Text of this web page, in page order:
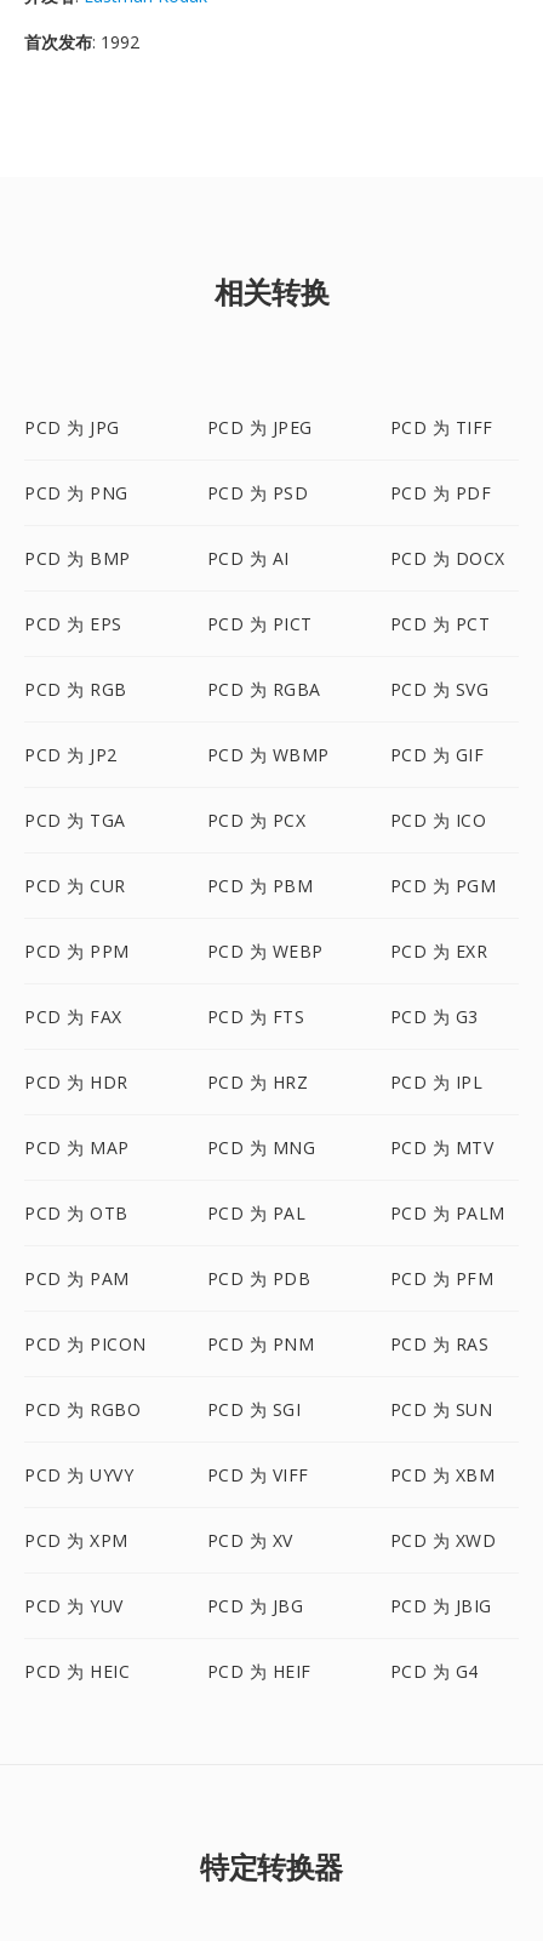
首次发布: 1992
相关转换
PCD 为 JPG PCD 为 JPEG PCD 为 TIFF
PCD 为 PNG PCD 为 PSD PCD 为 PDF
PCD 为 BMP PCD 为 AI PCD 为 DOCX
PCD 为 EPS PCD 为 PICT PCD 为 PCT
PCD 为 RGB PCD 为 RGBA PCD 为 SVG
PCD 为 JP2 PCD 为 WBMP PCD 为 GIF
PCD 为 TGA PCD 为 PCX PCD 为 ICO
PCD 为 CUR PCD 为 PBM PCD 为 PGM
PCD 为 PPM PCD 为 WEBP PCD 为 EXR
PCD 为 FAX PCD 为 FTS PCD 为 G3
PCD 为 HDR PCD 为 HRZ PCD 为 IPL
PCD 为 MAP PCD 为 MNG PCD 为 MTV
PCD 为 OTB PCD 为 PAL PCD 为 PALM
PCD 为 PAM PCD 为 PDB PCD 为 PFM
PCD 为 PICON PCD 为 PNM PCD 为 RAS
PCD 为 RGBO PCD 为 SGI PCD 为 SUN
PCD 为 UYVY PCD 为 VIFF PCD 为 XBM
PCD 为 XPM PCD 为 XV PCD 为 XWD
PCD 为 YUV PCD 为 JBG PCD 为 JBIG
PCD 为 HEIC PCD 为 HEIF PCD 为 G4
特定转换器